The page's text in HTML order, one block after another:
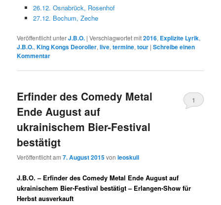
26.12. Osnabrück, Rosenhof
27.12. Bochum, Zeche
Veröffentlicht unterJ.B.O. |Verschlagwortet mit2016, Explizite Lyrik,
J.B.O.,King Kongs Deoroller,live,termine,tour |Schreibe einen
Kommentar
Erfinder des Comedy Metal
Ende August auf
ukrainischem Bier-Festival
bestätigt
Veröffentlicht am7. August 2015vonleoskull
1
J.B.O. – Erfinder des Comedy Metal Ende August auf
ukrainischem Bier-Festival bestätigt – Erlangen-Show für
Herbst ausverkauft